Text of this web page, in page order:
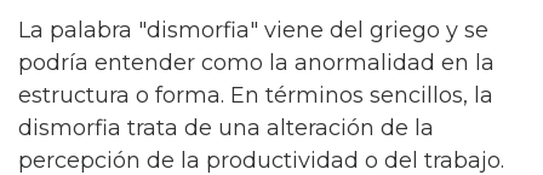
La palabra "dismorfia" viene del griego y se
podría entender como la anormalidad en la
estructura o forma. En términos sencillos, la
dismorfia trata de una alteración de la
percepción de la productividad o del trabajo.